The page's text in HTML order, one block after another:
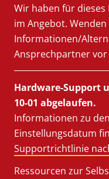
Wir haben für
im Angebot.
Informationen/
Ansprechpartner vor
Hardware-Support
10-01 abgelaufen.
Informationen zu
Einstellungsdatum
Supportrichtlinie
Ressourcen zur